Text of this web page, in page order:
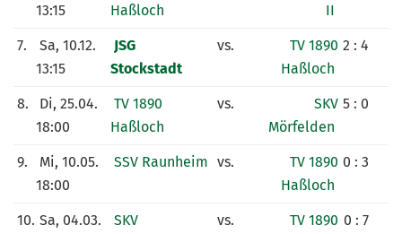
13:15
Haßloch
II
7.
Sa, 10.12.
13:15
JSG
Stockstadt
vs.
TV 1890
Haßloch
2 : 4
8.
Di, 25.04.
18:00
TV 1890
Haßloch
vs.
SKV
Mörfelden
5 : 0
9.
Mi, 10.05.
18:00
SSV Raunheim vs.
TV 1890
Haßloch
0 : 3
10. Sa, 04.03.
SKV
vs.
TV 1890 0 : 7